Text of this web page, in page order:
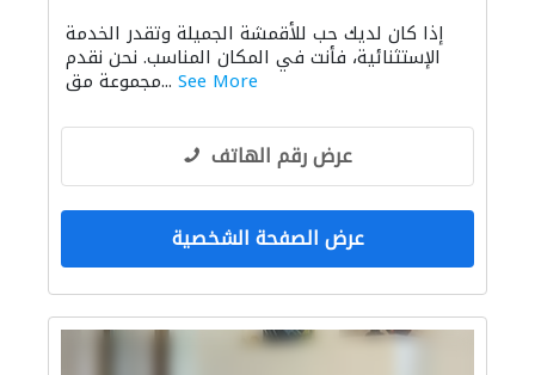
إذا كان لديك حب للأقمشة الجميلة وتقدر الخدمة
الإستثنائية، فأنت في المكان المناسب. نحن نقدم
مجموعة مق... See More
عرض رقم الهاتف
عرض الصفحة الشخصية